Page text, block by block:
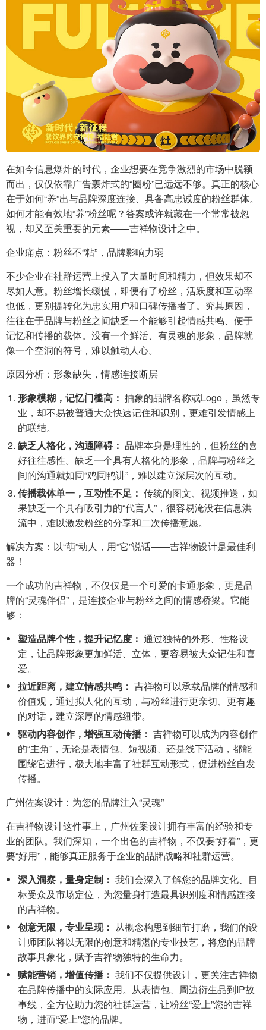
在如今信息爆炸的时代，企业想要在竞争激烈的市场中脱颖
而出，仅仅依靠广告轰炸式的“圈粉”已远远不够。真正的核心
在于如何“养”出与品牌深度连接、具备高忠诚度的粉丝群体。
如何才能有效地“养”粉丝呢？答案或许就藏在一个常常被忽
视，却又至关重要的元素——吉祥物设计之中。
企业痛点：粉丝不“粘”，品牌影响力弱
不少企业在社群运营上投入了大量时间和精力，但效果却不
尽如人意。粉丝增长缓慢，即便有了粉丝，活跃度和互动率
也低，更别提转化为忠实用户和口碑传播者了。究其原因，
往往在于品牌与粉丝之间缺乏一个能够引起情感共鸣、便于
记忆和传播的载体。没有一个鲜活、有灵魂的形象，品牌就
像一个空洞的符号，难以触动人心。
原因分析：形象缺失，情感连接断层
形象模糊，记忆门槛高： 抽象的品牌名称或Logo，虽然专
业，却不易被普通大众快速记住和识别，更难引发情感上
的联结。
缺乏人格化，沟通障碍： 品牌本身是理性的，但粉丝的喜
好往往感性。缺乏一个具有人格化的形象，品牌与粉丝之
间的沟通就如同“鸡同鸭讲”，难以建立深层次的互动。
传播载体单一，互动性不足： 传统的图文、视频推送，如
果缺乏一个具有吸引力的“代言人”，很容易淹没在信息洪
流中，难以激发粉丝的分享和二次传播意愿。
解决方案：以“萌”动人，用“它”说话——吉祥物设计是最佳利
器！
一个成功的吉祥物，不仅仅是一个可爱的卡通形象，更是品
牌的“灵魂伴侣”，是连接企业与粉丝之间的情感桥梁。它能
够：
塑造品牌个性，提升记忆度： 通过独特的外形、性格设
定，让品牌形象更加鲜活、立体，更容易被大众记住和喜
爱。
拉近距离，建立情感共鸣： 吉祥物可以承载品牌的情感和
价值观，通过拟人化的互动，与粉丝进行更亲切、更有趣
的对话，建立深厚的情感纽带。
驱动内容创作，增强互动传播： 吉祥物可以成为内容创作
的“主角”，无论是表情包、短视频、还是线下活动，都能
围绕它进行，极大地丰富了社群互动形式，促进粉丝自发
传播。
广州佐案设计：为您的品牌注入“灵魂”
在吉祥物设计这件事上，广州佐案设计拥有丰富的经验和专
业的团队。我们深知，一个出色的吉祥物，不仅要“好看”，更
要“好用”，能够真正服务于企业的品牌战略和社群运营。
深入洞察，量身定制： 我们会深入了解您的品牌文化、目
标受众及市场定位，为您量身打造最具识别度和情感连接
的吉祥物。
创意无限，专业呈现： 从概念构思到细节打磨，我们的设
计师团队将以无限的创意和精湛的专业技艺，将您的品牌
故事具象化，赋予吉祥物独特的生命力。
赋能营销，增值传播： 我们不仅提供设计，更关注吉祥物
在品牌传播中的实际应用。从表情包、周边衍生品到IP故
事线，全方位助力您的社群运营，让粉丝“爱上”您的吉祥
物，进而“爱上”您的品牌。